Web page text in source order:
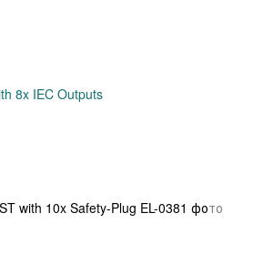
8x IEC Outputs